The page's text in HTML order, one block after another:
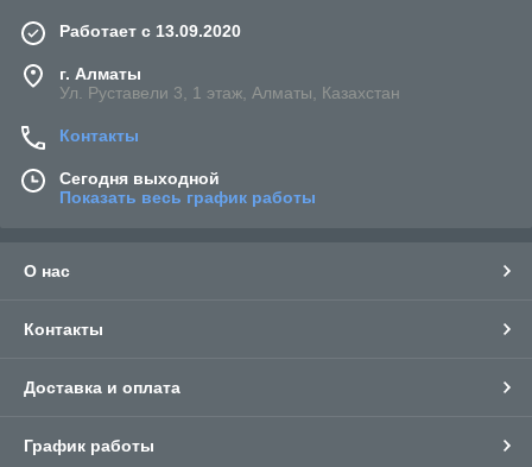
Работает с 13.09.2020
г. Алматы
Ул. Руставели 3, 1 этаж, Алматы, Казахстан
Контакты
Сегодня выходной
Показать весь график работы
О нас
Контакты
Доставка и оплата
График работы